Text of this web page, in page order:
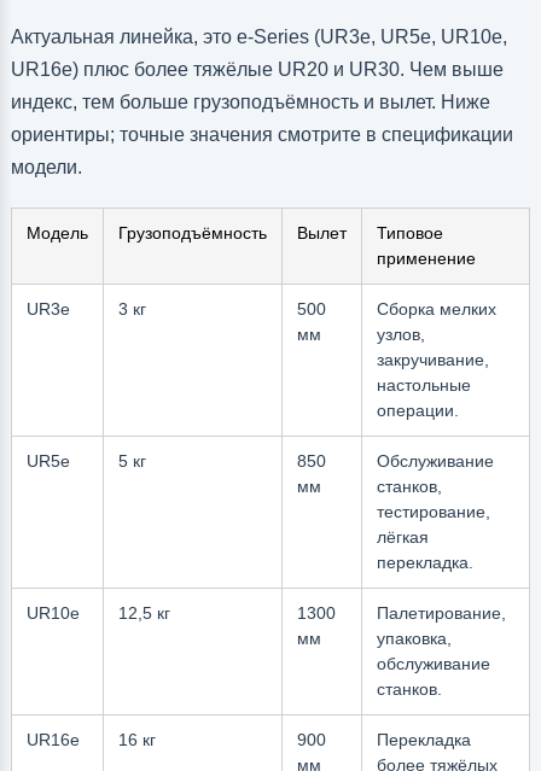
Актуальная линейка, это e-Series (UR3e, UR5e, UR10e,
UR16e) плюс более тяжёлые UR20 и UR30. Чем выше
индекс, тем больше грузоподъёмность и вылет. Ниже
ориентиры; точные значения смотрите в спецификации
модели.
Модель Грузоподъёмность Вылет
Типовое
применение
UR3e 3 кг
500
мм
Сборка мелких
узлов,
закручивание,
настольные
операции.
UR5e 5 кг
850
мм
Обслуживание
станков,
тестирование,
лёгкая
перекладка.
UR10e 12,5 кг
1300
мм
Палетирование,
упаковка,
обслуживание
станков.
UR16e 16 кг
900
мм
Перекладка
более тяжёлых